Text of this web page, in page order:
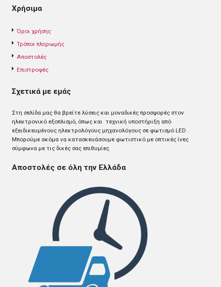
Χρήσιμα
Όροι χρήσης
Τρόποι πληρωμής
Αποστολές
Επιστροφές
Σχετικά με εμάς
Στη σελίδα μας θα βρείτε λύσεις και μοναδικές προσφορές στον
ηλεκτρονικό εξοπλισμό, όπως και τεχνική υποστήριξη από
εξειδικευμένους ηλεκτρολόγους μηχανολόγους σε φωτισμό LED .
Mπορούμε ακόμα να κατασκευάσουμε φωτιστικό με οπτικές ίνες
σύμφωνα με τις δικές σας επιθυμίες.
Αποστολές σε όλη την Ελλάδα